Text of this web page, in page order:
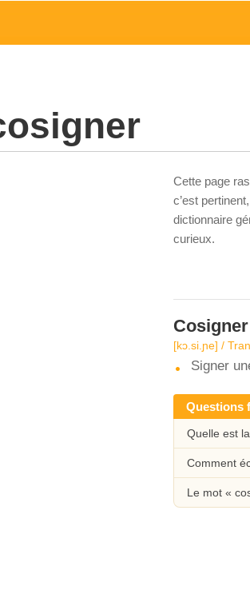
Cette page
c’est
dictionnaire
curieux.
Cosigner
[kɔ.si.ɲe] /
Signer
Questions
Quelle est
Comment
Le mot «